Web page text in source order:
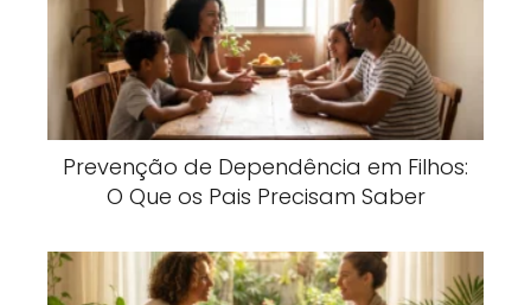
Prevenção de Dependência em Filhos:
O Que os Pais Precisam Saber